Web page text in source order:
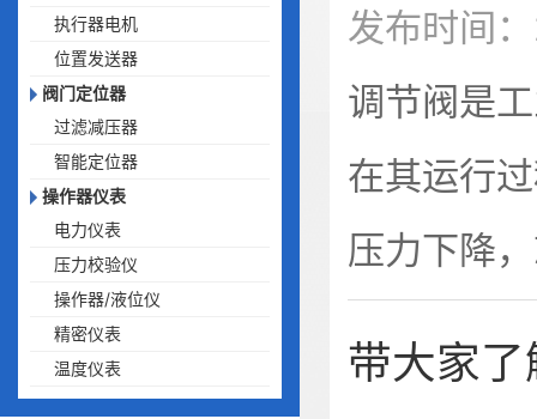
执行器电机
位置发送器
阀门定位器
过滤减压器
智能定位器
操作器仪表
电力仪表
压力校验仪
操作器/液位仪
精密仪表
温度仪表
成自动调
发布时间
调节阀是
在其运行
压力下降
带大家